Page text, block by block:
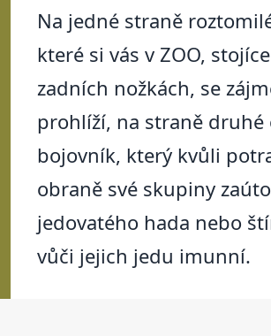
Na jedné straně
které si vás v ZOO,
zadních nožkách, se
prohlíží, na straně druhé
bojovník, který kvůli
obraně své skupiny
jedovatého hada nebo
vůči jejich jedu imunní.